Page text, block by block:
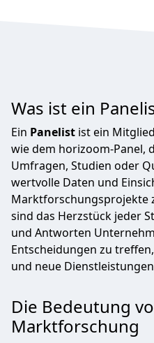
Was ist ein
Ein Panelist ist ein
wie dem horizoom-Panel,
Umfragen, Studien oder
wertvolle Daten und
Marktforschungsprojekte
sind das Herzstück jeder
und Antworten
Entscheidungen zu
und neue
Die Bedeutung
Marktforschung